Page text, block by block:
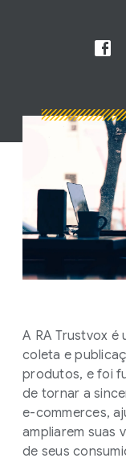
A RA Trustvox
coleta e
produtos, e foi
de tornar a
e-commerces,
ampliarem suas
de seus